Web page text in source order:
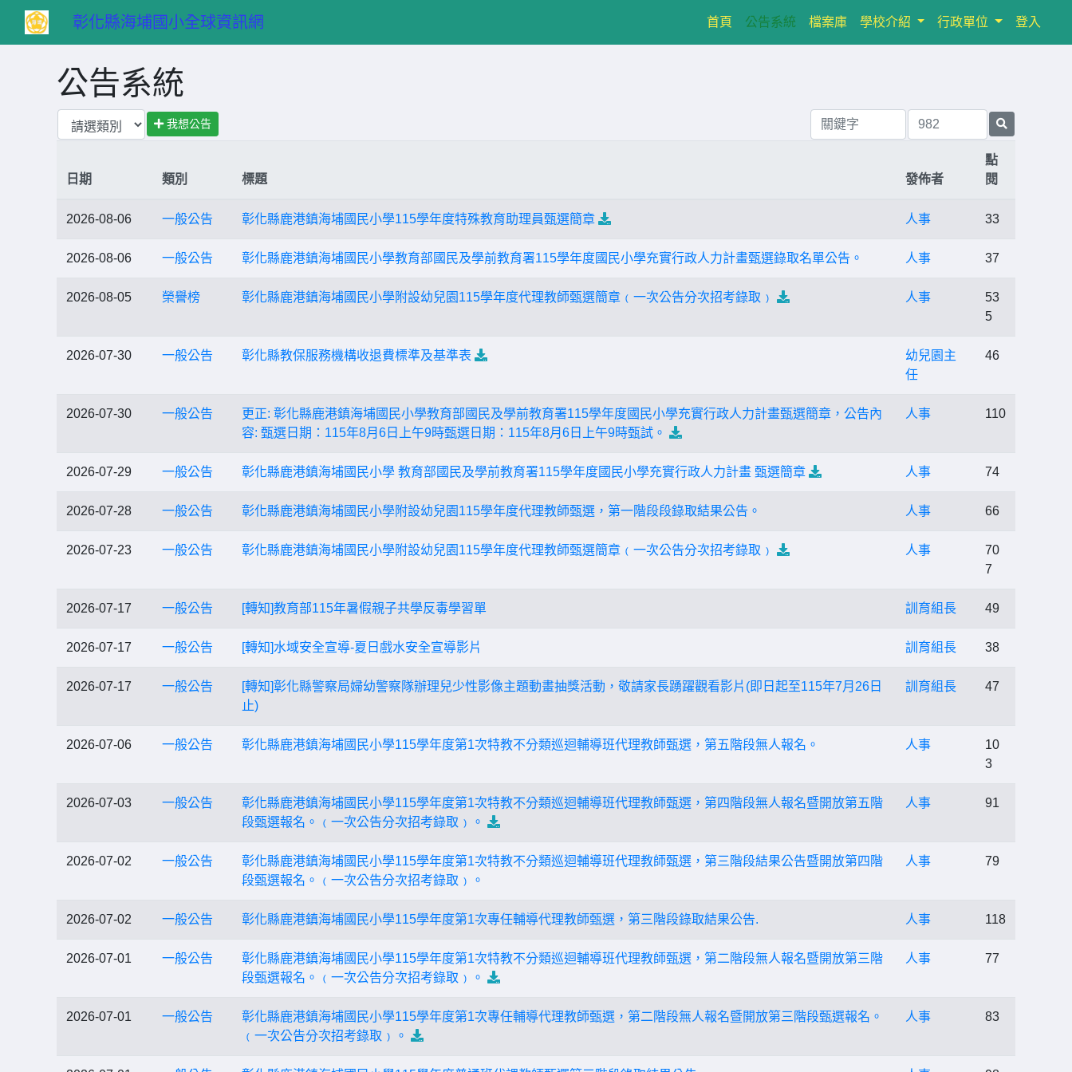
彰化縣海埔國小全球資訊網 首頁(current)
公告系統 檔案庫 學校介紹 行政單位 登入
公告系統
我想公告
日期 類別 標題 發佈者
點
閱
2026-08-06 一般公告 彰化縣鹿港鎮海埔國民小學115學年度特殊教育助理員甄選簡章 人事 33
2026-08-06 一般公告 彰化縣鹿港鎮海埔國民小學教育部國民及學前教育署115學年度國民小學充實行政人力計畫甄選錄取名單公告。 人事 37
2026-08-05 榮譽榜 彰化縣鹿港鎮海埔國民小學附設幼兒園115學年度代理教師甄選簡章﹙一次公告分次招考錄取﹚ 人事
53
5
2026-07-30 一般公告 彰化縣教保服務機構收退費標準及基準表
幼兒園主
任
46
2026-07-30 一般公告
更正: 彰化縣鹿港鎮海埔國民小學教育部國民及學前教育署115學年度國民小學充實行政人力計畫甄選簡章，公告內
容: 甄選日期：115年8月6日上午9時甄選日期：115年8月6日上午9時甄試。
人事 110
2026-07-29 一般公告 彰化縣鹿港鎮海埔國民小學 教育部國民及學前教育署115學年度國民小學充實行政人力計畫 甄選簡章 人事 74
2026-07-28 一般公告 彰化縣鹿港鎮海埔國民小學附設幼兒園115學年度代理教師甄選，第一階段段錄取結果公告。 人事 66
2026-07-23 一般公告 彰化縣鹿港鎮海埔國民小學附設幼兒園115學年度代理教師甄選簡章﹙一次公告分次招考錄取﹚ 人事
70
7
2026-07-17 一般公告 [轉知]教育部115年暑假親子共學反毒學習單 訓育組長 49
2026-07-17 一般公告 [轉知]水域安全宣導-夏日戲水安全宣導影片 訓育組長 38
2026-07-17 一般公告
[轉知]彰化縣警察局婦幼警察隊辦理兒少性影像主題動畫抽獎活動，敬請家長踴躍觀看影片(即日起至115年7月26日
止)
訓育組長 47
2026-07-06 一般公告 彰化縣鹿港鎮海埔國民小學115學年度第1次特教不分類巡迴輔導班代理教師甄選，第五階段無人報名。 人事
10
3
2026-07-03 一般公告
彰化縣鹿港鎮海埔國民小學115學年度第1次特教不分類巡迴輔導班代理教師甄選，第四階段無人報名暨開放第五階
段甄選報名。﹙一次公告分次招考錄取﹚。
人事 91
2026-07-02 一般公告
彰化縣鹿港鎮海埔國民小學115學年度第1次特教不分類巡迴輔導班代理教師甄選，第三階段結果公告暨開放第四階
段甄選報名。﹙一次公告分次招考錄取﹚。
人事 79
2026-07-02 一般公告 彰化縣鹿港鎮海埔國民小學115學年度第1次專任輔導代理教師甄選，第三階段錄取結果公告. 人事 118
2026-07-01 一般公告
彰化縣鹿港鎮海埔國民小學115學年度第1次特教不分類巡迴輔導班代理教師甄選，第二階段無人報名暨開放第三階
段甄選報名。﹙一次公告分次招考錄取﹚。
人事 77
2026-07-01 一般公告
彰化縣鹿港鎮海埔國民小學115學年度第1次專任輔導代理教師甄選，第二階段無人報名暨開放第三階段甄選報名。
﹙一次公告分次招考錄取﹚。
人事 83